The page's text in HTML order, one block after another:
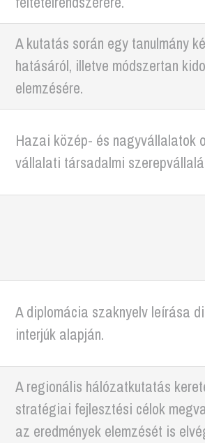
A kutatás során egy tanulmány
hatásáról, illetve módszertan
elemzésére.
Hazai közép- és nagyvállalatok
vállalati társadalmi
A diplomácia szaknyelv leírása
interjúk alapján.
A regionális hálózatkutatás
stratégiai fejlesztési célok
az eredmények elemzését is